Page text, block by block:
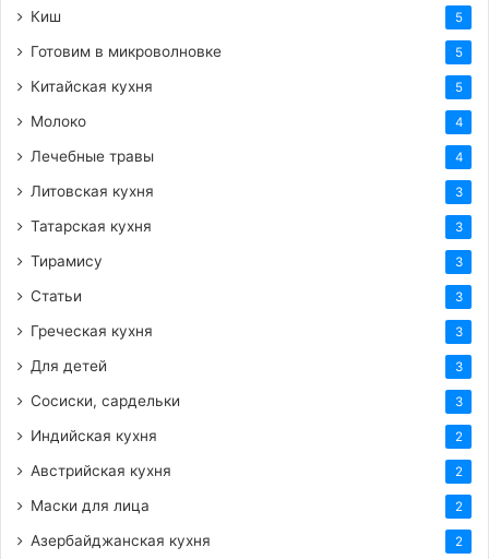
Киш 5
Готовим в микроволновке 5
Китайская кухня 5
Молоко 4
Лечебные травы 4
Литовская кухня 3
Татарская кухня 3
Тирамису 3
Статьи 3
Греческая кухня 3
Для детей 3
Сосиски, сардельки 3
Индийская кухня 2
Австрийская кухня 2
Маски для лица 2
Азербайджанская кухня 2